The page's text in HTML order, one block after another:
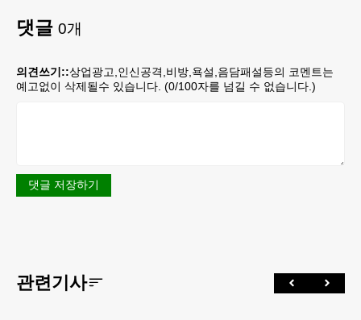
댓글 0개
의견쓰기::상업광고,인신공격,비방,욕설,음담패설등의 코멘트는
예고없이 삭제될수 있습니다. (0/100자를 넘길 수 없습니다.)
댓글 저장하기
관련기사